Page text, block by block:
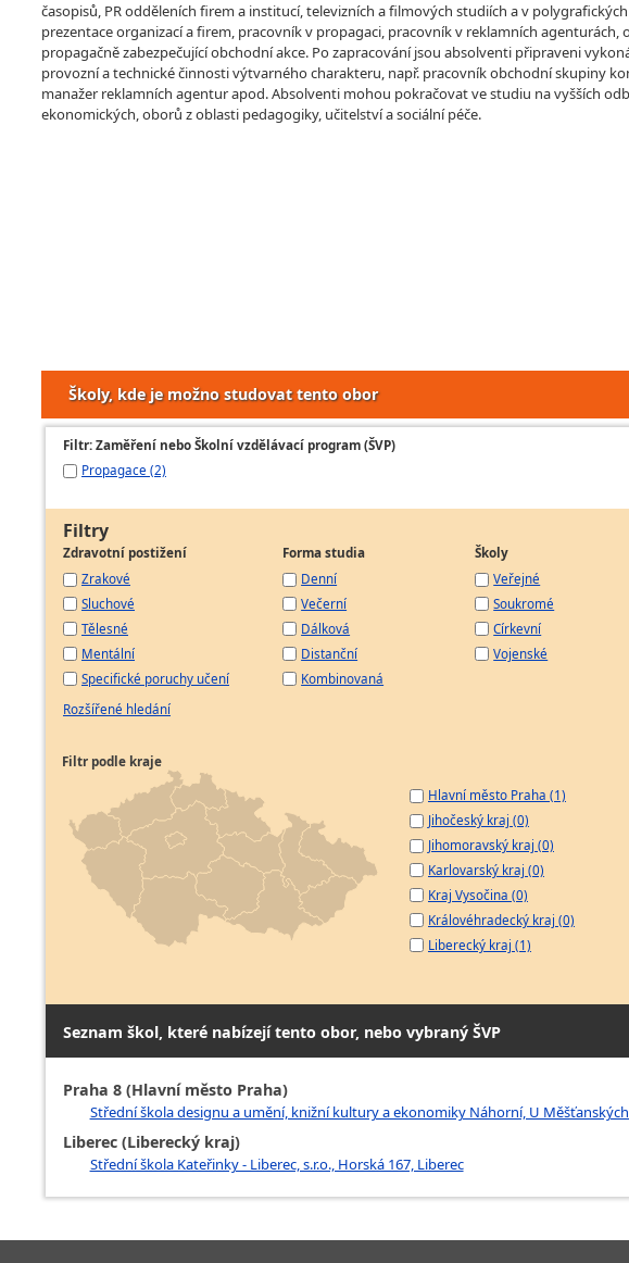
časopisů, PR odděleních firem a institucí, televizních a filmových studiích a v
prezentace organizací a firem, pracovník v propagaci, pracovník v reklamních
propagačně zabezpečující obchodní akce. Po zapracování jsou absolventi připraveni
provozní a technické činnosti výtvarného charakteru, např. pracovník obchodní skupiny
manažer reklamních agentur apod. Absolventi mohou pokračovat ve studiu na vyšších
ekonomických, oborů z oblasti pedagogiky, učitelství a sociální péče.
Školy, kde je možno studovat tento obor
Filtr: Zaměření nebo Školní vzdělávací program (ŠVP)
Propagace (2)
Filtry
Zdravotní postižení
Zrakové
Sluchové
Tělesné
Mentální
Specifické poruchy učení
Forma studia
Denní
Večerní
Dálková
Distanční
Kombinovaná
Školy
Veřejné
Soukromé
Církevní
Vojenské
Rozšířené hledání
Filtr podle kraje
Hlavní město Praha (1)
Jihočeský kraj (0)
Jihomoravský kraj (0)
Karlovarský kraj (0)
Kraj Vysočina (0)
Královéhradecký kraj (0)
Liberecký kraj (1)
Seznam škol, které nabízejí tento obor, nebo vybraný ŠVP
Praha 8 (Hlavní město Praha)
Střední škola designu a umění, knižní kultury a ekonomiky Náhorní, U
Liberec (Liberecký kraj)
Střední škola Kateřinky - Liberec, s.r.o., Horská 167, Liberec